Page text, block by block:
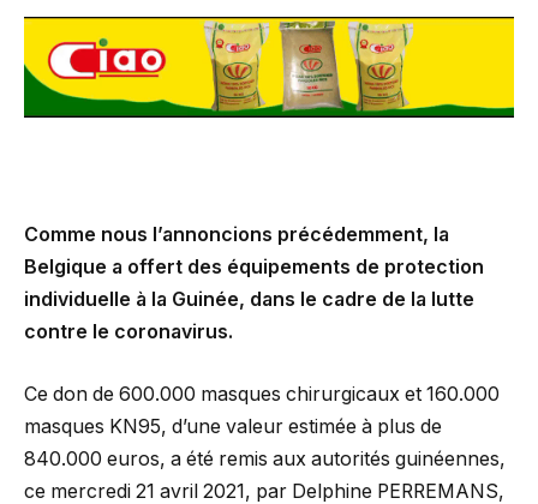
Comme nous l’annoncions précédemment, la
Belgique a offert des équipements de protection
individuelle à la Guinée, dans le cadre de la lutte
contre le coronavirus.
Ce don de 600.000 masques chirurgicaux et 160.000
masques KN95, d’une valeur estimée à plus de
840.000 euros, a été remis aux autorités guinéennes,
ce mercredi 21 avril 2021, par Delphine PERREMANS,